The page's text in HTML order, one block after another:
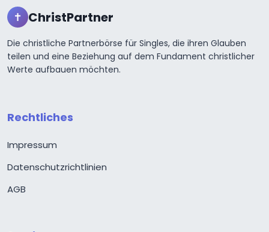
✝ ChristPartner
Die christliche Partnerbörse für Singles, die ihren Glauben
teilen und eine Beziehung auf dem Fundament christlicher
Werte aufbauen möchten.
Rechtliches
Impressum
Datenschutzrichtlinien
AGB